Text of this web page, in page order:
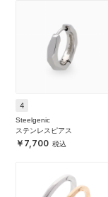
4
Steelgenic
ステンレスピアス
7,700